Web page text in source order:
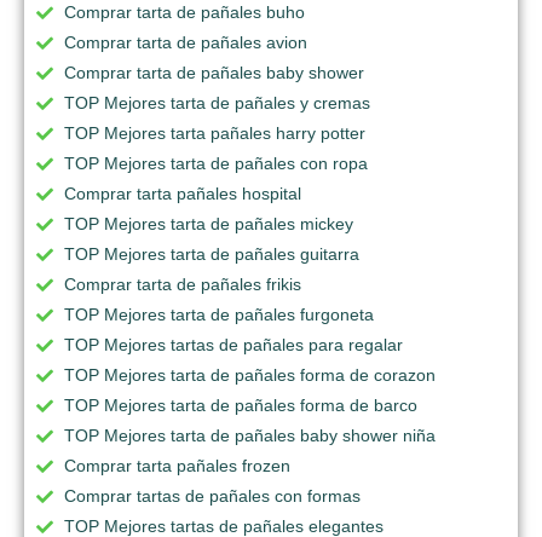
Comprar tarta de pañales buho
Comprar tarta de pañales avion
Comprar tarta de pañales baby shower
TOP Mejores tarta de pañales y cremas
TOP Mejores tarta pañales harry potter
TOP Mejores tarta de pañales con ropa
Comprar tarta pañales hospital
TOP Mejores tarta de pañales mickey
TOP Mejores tarta de pañales guitarra
Comprar tarta de pañales frikis
TOP Mejores tarta de pañales furgoneta
TOP Mejores tartas de pañales para regalar
TOP Mejores tarta de pañales forma de corazon
TOP Mejores tarta de pañales forma de barco
TOP Mejores tarta de pañales baby shower niña
Comprar tarta pañales frozen
Comprar tartas de pañales con formas
TOP Mejores tartas de pañales elegantes